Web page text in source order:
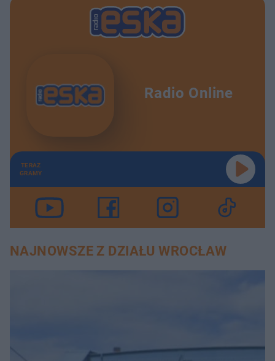
Radio Online
TERAZ
GRAMY
NAJNOWSZE Z DZIAŁU WROCŁAW